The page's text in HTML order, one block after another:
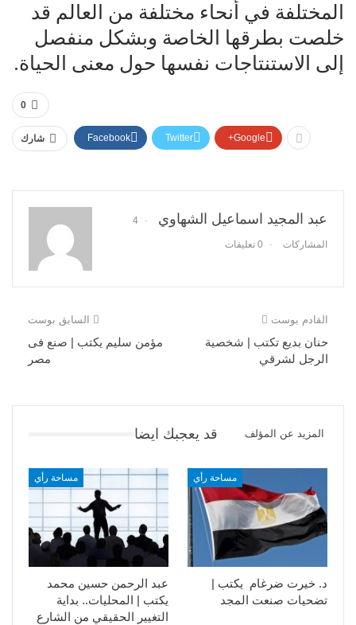
المختلفة في أنحاء مختلفة من العالم قد
خلصت بطرقها الخاصة وبشكل منفصل
إلى الاستنتاجات نفسها حول معنى الحياة.
0
شارك Facebook Twitter Google+
عبد المجيد اسماعيل الشهاوي 4
المشاركات 0 تعليقات
السابق بوست
مؤمن سليم يكتب | صنع فى
مصر
القادم بوست
حنان بديع تكتب | شخصية
الرجل لشرقي
قد يعجبك ايضا المزيد عن المؤلف
مساحة رأي
عبد الرحمن حسين محمد
يكتب | المحليات.. بداية
التغيير الحقيقي من الشارع
مساحة رأي
د. خيرت ضرغام يكتب |
تضحيات صنعت المجد